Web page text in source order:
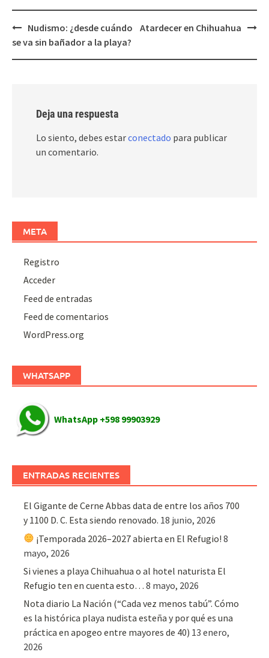
Post
navigation
Nudismo: ¿desde cuándo
se va sin bañador a la playa?
Atardecer en Chihuahua
Deja una respuesta
Lo siento, debes estarconectado para publicar
un comentario.
META
Registro
Acceder
Feed de entradas
Feed de comentarios
WordPress.org
WHATSAPP
WhatsApp +598 99903929
ENTRADAS RECIENTES
El Gigante de Cerne Abbas data de entre los años 700
y 1100 D. C. Esta siendo renovado. 18 junio, 2026
¡Temporada 2026–2027 abierta en El Refugio! 8
mayo, 2026
Si vienes a playa Chihuahua o al hotel naturista El
Refugio ten en cuenta esto… 8 mayo, 2026
Nota diario La Nación (“Cada vez menos tabú”. Cómo
es la histórica playa nudista esteña y por qué es una
práctica en apogeo entre mayores de 40) 13 enero,
2026